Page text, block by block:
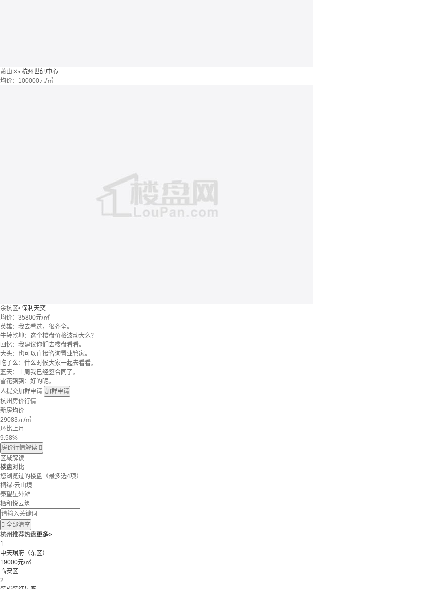
萧山区• 杭州世纪中心
均价： 100000元/㎡
余杭区• 保利天奕
均价： 35800元/㎡
英雄：我去看过，很齐全。
牛转乾坤：这个楼盘价格波动大么？
回忆：我建议你们去楼盘看看。
大头：也可以直接咨询置业管家。
吃了么：什么时候大家一起去看看。
蓝天：上周我已经签合同了。
雪花飘飘：好的呢。
人提交加群申请 加群申请
杭州房价行情
新房均价
29083元/㎡
环比上月
9.58%
房价行情解读 
区域解读
楼盘对比
您浏览过的楼盘 （最多选4项）
桐绿·云山境
秦望星外滩
栖和悦云筑
 全部清空
杭州推荐热盘更多>
1
中天珺府（东区）
19000元/㎡
临安区
2